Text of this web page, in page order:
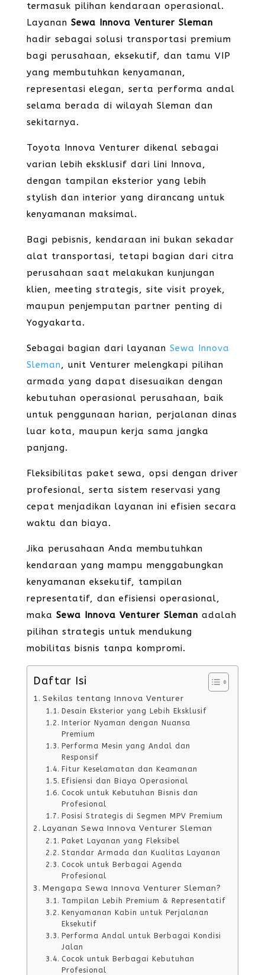
termasuk pilihan kendaraan operasional.
Layanan Sewa Innova Venturer Sleman
hadir sebagai solusi transportasi premium
bagi perusahaan, eksekutif, dan tamu VIP
yang membutuhkan kenyamanan,
representasi elegan, serta performa andal
selama berada di wilayah Sleman dan
sekitarnya.
Toyota Innova Venturer dikenal sebagai
varian lebih eksklusif dari lini Innova,
dengan tampilan eksterior yang lebih
stylish dan interior yang dirancang untuk
kenyamanan maksimal.
Bagi pebisnis, kendaraan ini bukan sekadar
alat transportasi, tetapi bagian dari citra
perusahaan saat melakukan kunjungan
klien, meeting strategis, site visit proyek,
maupun penjemputan partner penting di
Yogyakarta.
Sebagai bagian dari layanan Sewa Innova
Sleman, unit Venturer melengkapi pilihan
armada yang dapat disesuaikan dengan
kebutuhan operasional perusahaan, baik
untuk penggunaan harian, perjalanan dinas
luar kota, maupun kerja sama jangka
panjang.
Fleksibilitas paket sewa, opsi dengan driver
profesional, serta sistem reservasi yang
cepat menjadikan layanan ini efisien secara
waktu dan biaya.
Jika perusahaan Anda membutuhkan
kendaraan yang mampu menggabungkan
kenyamanan eksekutif, tampilan
representatif, dan efisiensi operasional,
maka Sewa Innova Venturer Sleman adalah
pilihan strategis untuk mendukung
mobilitas bisnis tanpa kompromi.
Daftar Isi
Sekilas tentang Innova Venturer
Desain Eksterior yang Lebih Eksklusif
Interior Nyaman dengan Nuansa
Premium
Performa Mesin yang Andal dan
Responsif
Fitur Keselamatan dan Keamanan
Efisiensi dan Biaya Operasional
Cocok untuk Kebutuhan Bisnis dan
Profesional
Posisi Strategis di Segmen MPV Premium
Layanan Sewa Innova Venturer Sleman
Paket Layanan yang Fleksibel
Standar Armada dan Kualitas Layanan
Cocok untuk Berbagai Agenda
Profesional
Mengapa Sewa Innova Venturer Sleman?
Tampilan Lebih Premium & Representatif
Kenyamanan Kabin untuk Perjalanan
Eksekutif
Performa Andal untuk Berbagai Kondisi
Jalan
Cocok untuk Berbagai Kebutuhan
Profesional